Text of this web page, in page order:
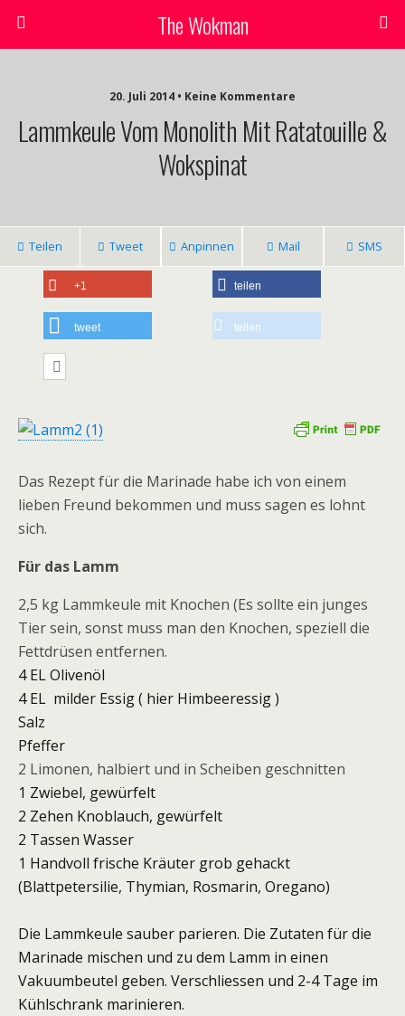
The Wokman
20. Juli 2014 • Keine Kommentare
Lammkeule Vom Monolith Mit Ratatouille &
Wokspinat
Teilen Tweet Anpinnen Mail SMS
+1 teilen
tweet teilen
Das Rezept für die Marinade habe ich von einem
lieben Freund bekommen und muss sagen es lohnt
sich.
Für das Lamm
2,5 kg Lammkeule mit Knochen (Es sollte ein junges
Tier sein, sonst muss man den Knochen, speziell die
Fettdrüsen entfernen.
4 EL Olivenöl
4 EL milder Essig ( hier Himbeeressig )
Salz
Pfeffer
2 Limonen, halbiert und in Scheiben geschnitten
1 Zwiebel, gewürfelt
2 Zehen Knoblauch, gewürfelt
2 Tassen Wasser
1 Handvoll frische Kräuter grob gehackt
(Blattpetersilie, Thymian, Rosmarin, Oregano)
Die Lammkeule sauber parieren. Die Zutaten für die
Marinade mischen und zu dem Lamm in einen
Vakuumbeutel geben. Verschliessen und 2-4 Tage im
Kühlschrank marinieren.